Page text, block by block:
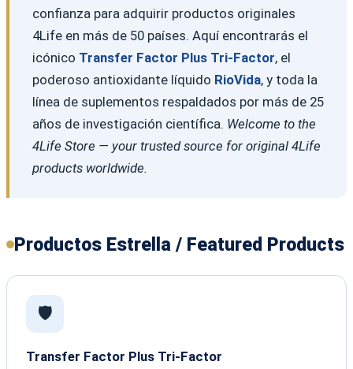
confianza para adquirir productos originales
4Life en más de 50 países. Aquí encontrarás el
icónico Transfer Factor Plus Tri-Factor, el
poderoso antioxidante líquido RioVida, y toda la
línea de suplementos respaldados por más de 25
años de investigación científica. Welcome to the
4Life Store — your trusted source for original 4Life
products worldwide.
Productos Estrella / Featured Products
🛡️
Transfer Factor Plus Tri-Factor